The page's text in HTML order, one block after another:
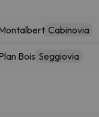
Cabinovia
Bois Seggiovia